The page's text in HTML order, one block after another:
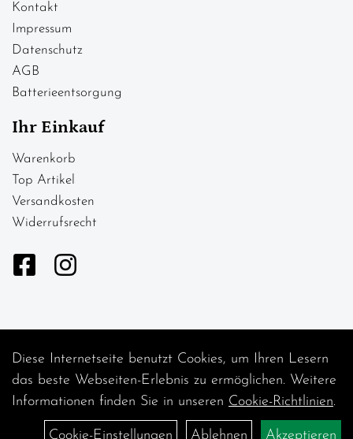
Kontakt
Impressum
Datenschutz
AGB
Batterieentsorgung
Ihr Einkauf
Warenkorb
Top Artikel
Versandkosten
Widerrufsrecht
Diese Internetseite benutzt Cookies, um Ihren Lesern
das beste Webseiten-Erlebnis zu ermöglichen. Weitere
Informationen finden Sie in unseren Cookie-Richtlinien.
Cookie-Einstellungen Ablehnen Akzeptieren
Auftrag widerrufen